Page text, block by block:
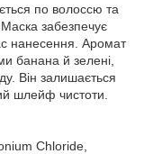
по волоссю та
забезпечує
нанесення. Аромат
банана й зелені,
Він залишається
шлейф чистоти.
Chloride,